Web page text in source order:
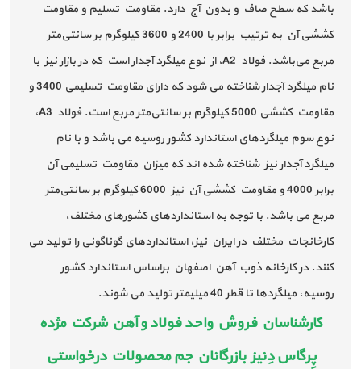
باشد که سطح صاف و بدون آج دارد. مقاومت تسلیم و مقاومت
کششی آن به ترتیب برابر با 2400 و 3600 کیلوگرم بر سانتی‌متر
مربع می‌باشد. فولاد A2، از نوع میلگرد آجدار است که در بازار نیز با
نام میلگرد آجدار شناخته می شود که دارای مقاومت تسلیمی 3400 و
مقاومت کششی 5000 کیلوگرم بر سانتی‌متر مربع است. فولاد A3،
نوع سوم میلگردهای استاندارد کشور روسیه می باشد و با نام
میلگرد آجدار نیز شناخته شده اند که میزان مقاومت تسلیمی آن
برابر 4000 و مقاومت کششی آن نیز 6000 کیلوگرم بر سانتی‌متر
مربع می باشد. با توجه به استانداردهای کشورهای مختلف،
کارخانجات مختلف در ایران نیز، استانداردهای گوناگونی را تولید می
کنند. در کارخانه ذوب آهن اصفهان براساس استاندارد کشور
روسیه، میلگردها تا قطر 40 میلیمتر تولید می شوند.
کارشناسان فروش واحد فولاد و آهن شرکت مژده
پِرگاس دِنیز بازرگانان جم محصولات درخواستی